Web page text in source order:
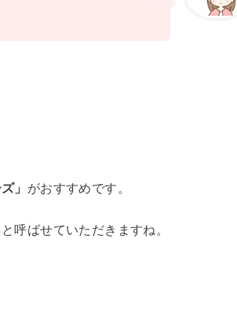
」 がおすすめです。
呼ばせていただきますね。